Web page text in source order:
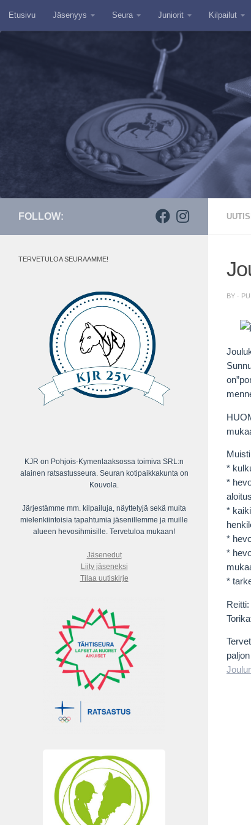
Skip to content
Etusivu Jäsenyys Seura Juniorit Kilpailut
BY ·
*
*
*
*
*
*
FOLLOW:
TERVETULOA SEURAAMME!
KJR on Pohjois-Kymenlaaksossa toimiva SRL:n
alainen ratsastusseura. Seuran kotipaikkakunta on
Kouvola.
Järjestämme mm. kilpailuja, näyttelyjä sekä muita
mielenkiintoisia tapahtumia jäsenillemme ja muille
alueen hevosihmisille. Tervetuloa mukaan!
Jäsenedut
Liity jäseneksi
Tilaa uutiskirje